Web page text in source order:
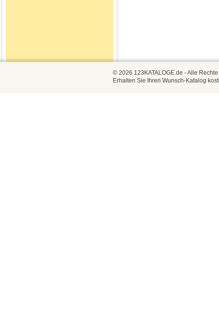
© 2026 123KATALOGE.de - Alle
Erhalten Sie Ihren Wunsch-Katalog